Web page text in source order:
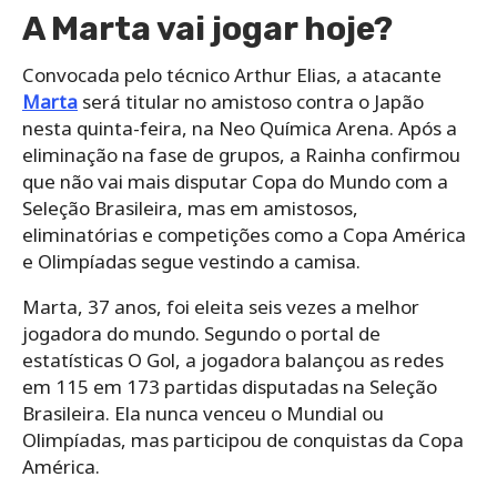
A Marta vai jogar hoje?
Convocada pelo técnico Arthur Elias, a atacante
Marta será titular no amistoso contra o Japão
nesta quinta-feira, na Neo Química Arena. Após a
eliminação na fase de grupos, a Rainha confirmou
que não vai mais disputar Copa do Mundo com a
Seleção Brasileira, mas em amistosos,
eliminatórias e competições como a Copa América
e Olimpíadas segue vestindo a camisa.
Marta, 37 anos, foi eleita seis vezes a melhor
jogadora do mundo. Segundo o portal de
estatísticas O Gol, a jogadora balançou as redes
em 115 em 173 partidas disputadas na Seleção
Brasileira. Ela nunca venceu o Mundial ou
Olimpíadas, mas participou de conquistas da Copa
América.